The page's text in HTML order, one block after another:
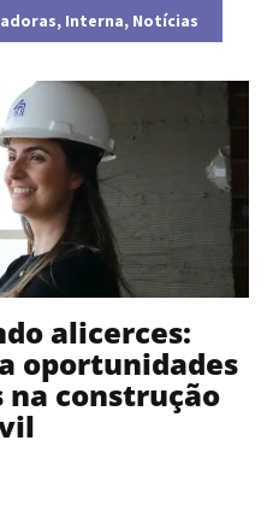
, Interna, Notícias
alicerces:
oportunidades
construção